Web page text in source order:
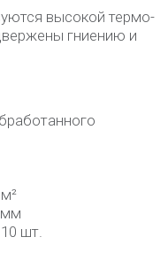
высокой термо-
гниению и
мм
шт.